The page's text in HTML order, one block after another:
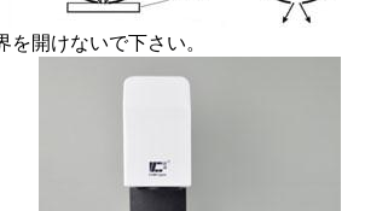
開けないで下さい。